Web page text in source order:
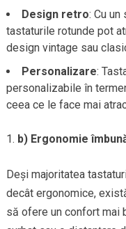
Design retro: Cu
tastaturile rotunde pot
design vintage sau
Personalizare:
personalizabile în
ceea ce le face mai
b) Ergonomie
Deși majoritatea
decât ergonomice,
să ofere un confort mai